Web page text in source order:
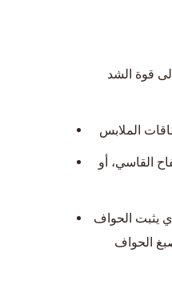
قوة الشد
الملابس
القاسي، أو
يثبت الحواف
الحواف